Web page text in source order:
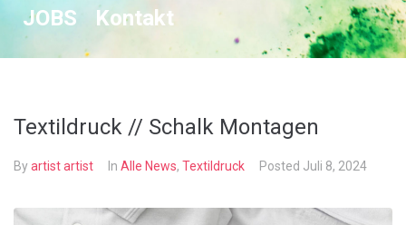
JOBS
Kontakt
Textildruck // Schalk Montagen
Byartist artist In Alle News, Textildruck Posted Juli 8, 2024